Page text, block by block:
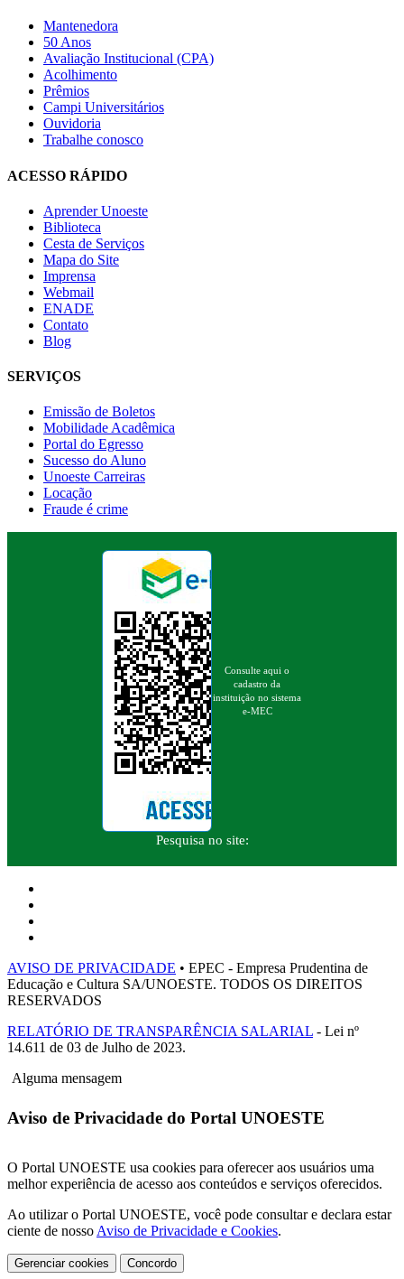
Mantenedora
50 Anos
Avaliação Institucional (CPA)
Acolhimento
Prêmios
Campi Universitários
Ouvidoria
Trabalhe conosco
ACESSO RÁPIDO
Aprender Unoeste
Biblioteca
Cesta de Serviços
Mapa do Site
Imprensa
Webmail
ENADE
Contato
Blog
SERVIÇOS
Emissão de Boletos
Mobilidade Acadêmica
Portal do Egresso
Sucesso do Aluno
Unoeste Carreiras
Locação
Fraude é crime
Consulte aqui o
cadastro da
instituição no sistema
e-MEC
Pesquisa no site:
AVISO DE PRIVACIDADE • EPEC - Empresa Prudentina de
Educação e Cultura SA/UNOESTE. TODOS OS DIREITOS
RESERVADOS
RELATÓRIO DE TRANSPARÊNCIA SALARIAL - Lei nº
14.611 de 03 de Julho de 2023.
Alguma mensagem
Aviso de Privacidade do Portal UNOESTE
O Portal UNOESTE usa cookies para oferecer aos usuários uma
melhor experiência de acesso aos conteúdos e serviços oferecidos.
Ao utilizar o Portal UNOESTE, você pode consultar e declara estar
ciente de nosso Aviso de Privacidade e Cookies.
Gerenciar cookies Concordo